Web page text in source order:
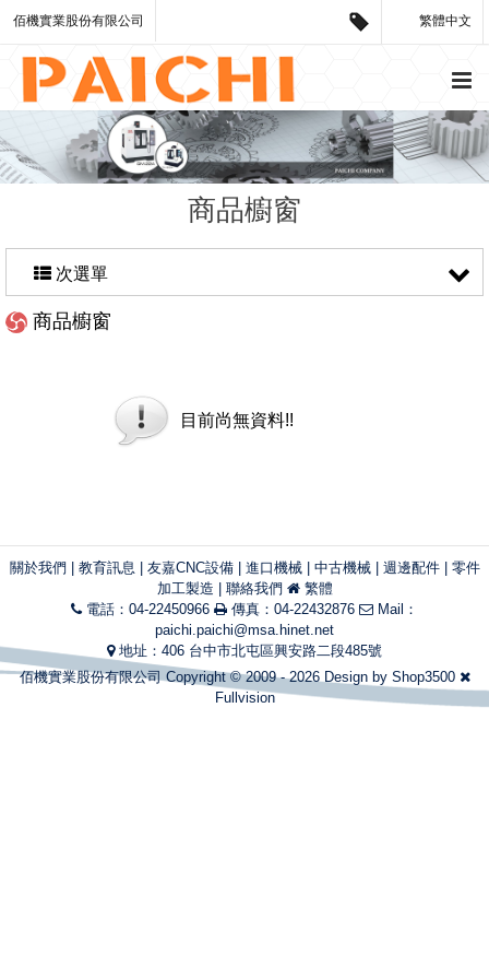
繁體中文
佰機實業股份有限公司
商品櫥窗
次選單
商品櫥窗
目前尚無資料!!
關於我們 教育訊息 友嘉CNC設備| 進口機械| 中古機械| 週邊配件| 零件
加工製造
聯絡我們
繁體
電話：04-22450966
傳真：04-22432876
Mail：
paichi.paichi@msa.hinet.net
地址：406 台中市北屯區興安路二段485號
佰機實業股份有限公司 Copyright © 2009 - 2026 Design by Shop3500
Fullvision